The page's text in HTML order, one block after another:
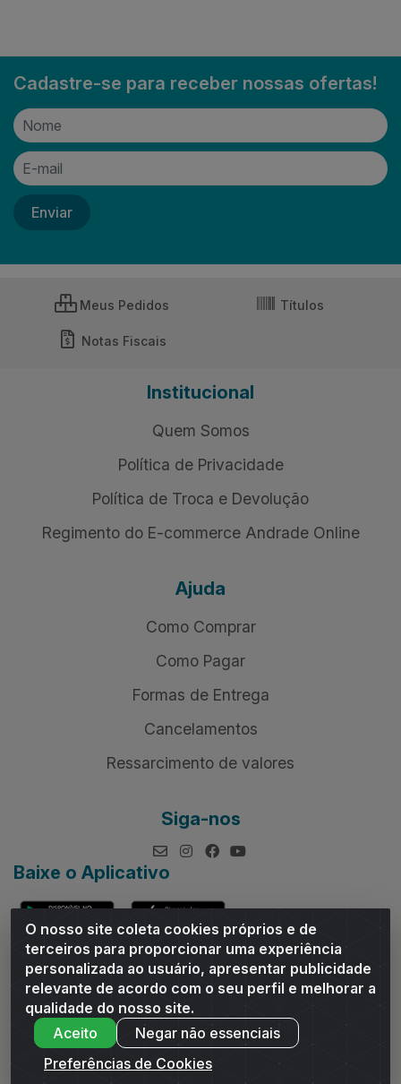
O nosso site coleta cookies próprios e de
terceiros para proporcionar uma experiência
personalizada ao usuário, apresentar publicidade
relevante de acordo com o seu perfil e melhorar a
qualidade do nosso site.
Aceito
Negar não essenciais
Preferências de Cookies
Cadastre-se para receber nossas ofertas!
Meus Pedidos Títulos
Notas Fiscais
Institucional
Quem Somos
Política de Privacidade
Política de Troca e Devolução
Regimento do E-commerce Andrade Online
Ajuda
Como Comprar
Como Pagar
Formas de Entrega
Cancelamentos
Ressarcimento de valores
Siga-nos
Baixe o Aplicativo
Andrade Distribuidor - ROD AL 110, n° 1401 - Sitio Moco,
Arapiraca/AL - CEP 57319-300 - CNPJ 10.667.481/0001-47